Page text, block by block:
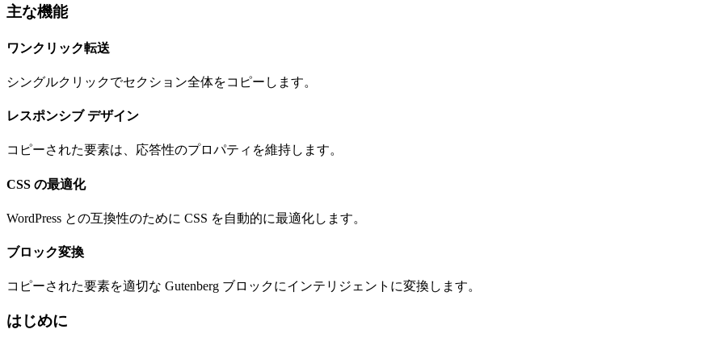
主な機能
ワンクリック転送
シングルクリックでセクション全体をコピーします。
レスポンシブ デザイン
コピーされた要素は、応答性のプロパティを維持します。
CSS の最適化
WordPress との互換性のために CSS を自動的に最適化します。
ブロック変換
コピーされた要素を適切な Gutenberg ブロックにインテリジェントに変換します。
はじめに